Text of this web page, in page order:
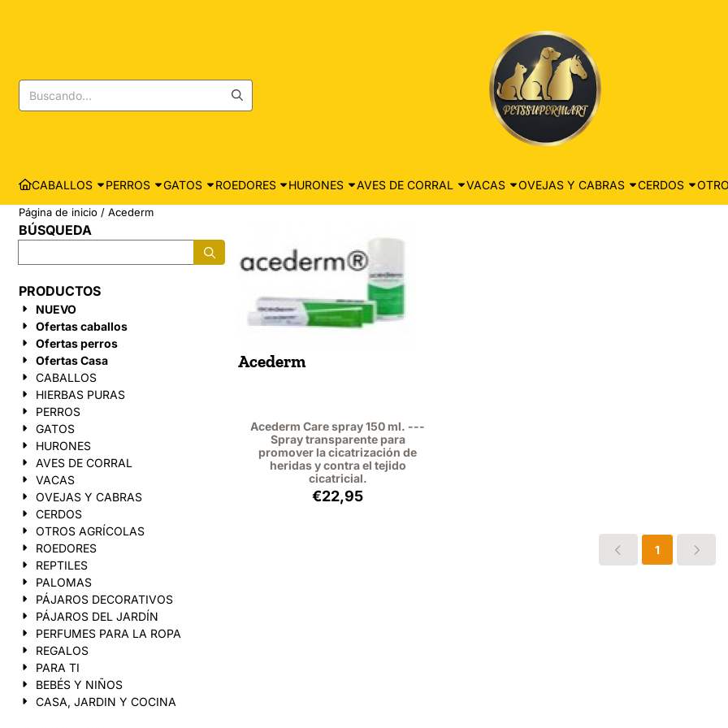
Buscar
CABALLOS PERROS GATOS ROEDORES HURONES AVES DE CORRAL VACAS OVEJAS Y CABRAS CERDOS
Página de inicio / Acederm
BÚSQUEDA
PRODUCTOS
NUEVO
Ofertas caballos
Ofertas perros
Ofertas Casa
CABALLOS
HIERBAS PURAS
PERROS
GATOS
HURONES
AVES DE CORRAL
VACAS
OVEJAS Y CABRAS
CERDOS
OTROS AGRÍCOLAS
ROEDORES
REPTILES
PALOMAS
PÁJAROS DECORATIVOS
PÁJAROS DEL JARDÍN
PERFUMES PARA LA ROPA
REGALOS
PARA TI
BEBÉS Y NIÑOS
CASA, JARDIN Y COCINA
Acederm
Acederm Care spray 150 ml. ---
Spray transparente para
promover la cicatrización de
heridas y contra el tejido
cicatricial.
Precio: 22,95, sin IVA: 18,97
€22,95
1